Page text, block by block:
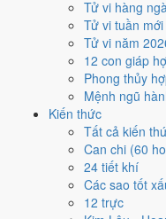
Tử vi hàng
Tử vi tuần mới
Tử vi năm
12 con giáp
Phong thủy
Mệnh ngũ
Kiến thức
Tất cả kiến
Can chi (60
24 tiết khí
Các sao tốt
12 trực
Canh Thìn, nhờ người
giúp giảm phần xung
xem tại
hướng dẫn
Các cách trên dựa trên quy
tham khảo văn hóa - tín
môn của bạn.
Giờ hoàng
những giờ
Ngày Canh Thìn có6 giờ